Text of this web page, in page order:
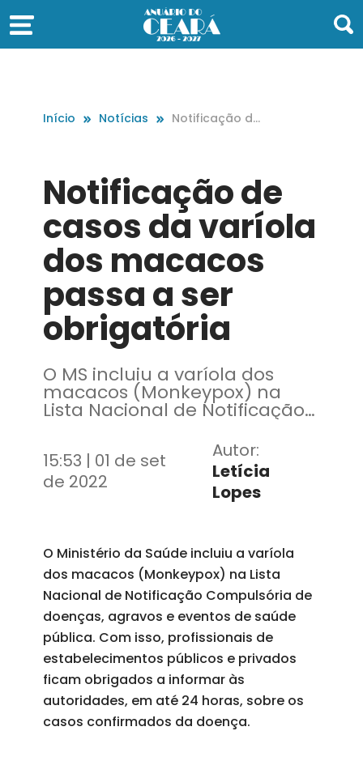
Início Notícias
Notificação de
brigatória
Notificação de
casos da varíola
dos macacos
passa a ser
obrigatória
O MS incluiu a varíola dos
macacos (Monkeypox) na
Lista Nacional de Notificação
agravos e eventos de saúde
pública
15:53 | 01 de set
de 2022
Autor:
Letícia
Lopes
O Ministério da Saúde incluiu a varíola
dos macacos (Monkeypox) na Lista
Nacional de Notificação Compulsória de
doenças, agravos e eventos de saúde
pública. Com isso, profissionais de
estabelecimentos públicos e privados
ficam obrigados a informar às
autoridades, em até 24 horas, sobre os
casos confirmados da doença.